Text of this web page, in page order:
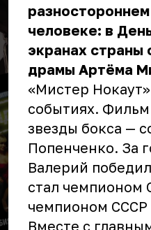
человеке: в
экранах страны
драмы Артёма
«Мистер
событиях.
звезды бокса —
Попенченко. За
Валерий
стал чемпионом
чемпионом СССР
Вместе с